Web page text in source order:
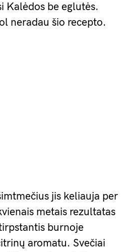
Kalėdos be eglutės.
neradau šio recepto.
jis keliauja per
metais rezultatas
burnoje
aromatu. Svečiai